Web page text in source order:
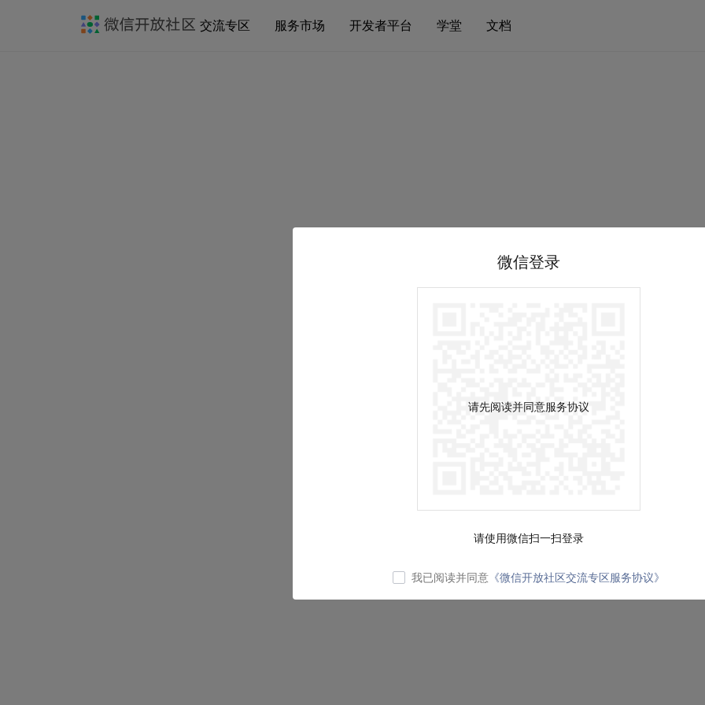
交流专区 服务市场 开发者平台 学堂 文档
微信登录
请先阅读并同意服务协议
请使用微信扫一扫登录
我已阅读并同意 《微信开放社区交流专区服务协议》